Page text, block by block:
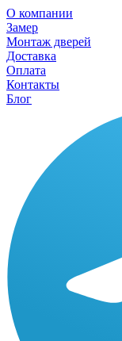
О компании
Замер
Монтаж дверей
Доставка
Оплата
Контакты
Блог